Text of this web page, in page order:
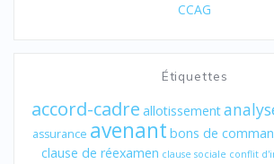
CCAG
Étiquettes
accord-cadre allotissement
assurance avenant bons de
clause de réexamen clause sociale conflit